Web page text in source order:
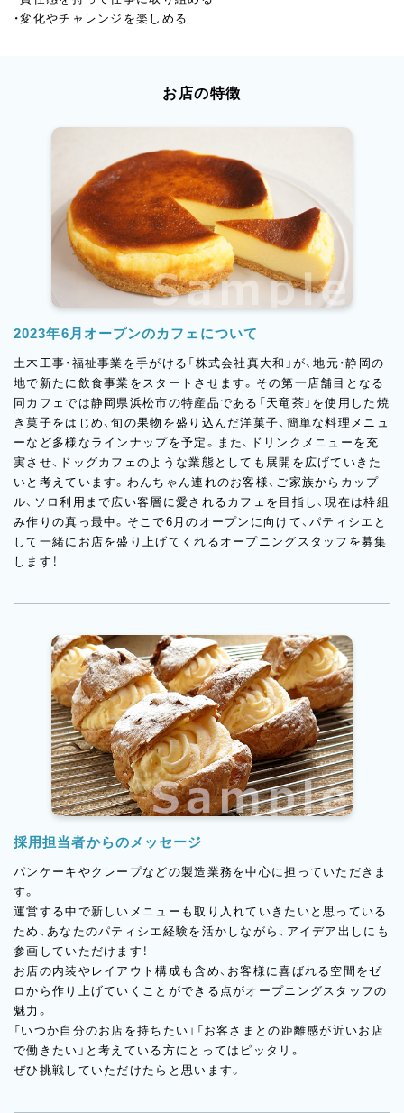
・変化やチャレンジを楽しめる
お店の特徴
2023年6月オープンのカフェについて
土木工事・福祉事業を手がける「株式会社真大和」が、地元・静岡の
地で新たに飲食事業をスタートさせます。その第一店舗目となる
同カフェでは静岡県浜松市の特産品である「天竜茶」を使用した焼
き菓子をはじめ、旬の果物を盛り込んだ洋菓子、簡単な料理メニュ
ーなど多様なラインナップを予定。また、ドリンクメニューを充
実させ、ドッグカフェのような業態としても展開を広げていきた
いと考えています。わんちゃん連れのお客様、ご家族からカップ
ル、ソロ利用まで広い客層に愛されるカフェを目指し、現在は枠組
み作りの真っ最中。そこで6月のオープンに向けて、パティシエと
して一緒にお店を盛り上げてくれるオープニングスタッフを募集
します！
採用担当者からのメッセージ
パンケーキやクレープなどの製造業務を中心に担っていただきま
す。
運営する中で新しいメニューも取り入れていきたいと思っている
ため、あなたのパティシエ経験を活かしながら、アイデア出しにも
参画していただけます！
お店の内装やレイアウト構成も含め、お客様に喜ばれる空間をゼ
ロから作り上げていくことができる点がオープニングスタッフの
魅力。
「いつか自分のお店を持ちたい」「お客さまとの距離感が近いお店
で働きたい」と考えている方にとってはピッタリ。
ぜひ挑戦していただけたらと思います。